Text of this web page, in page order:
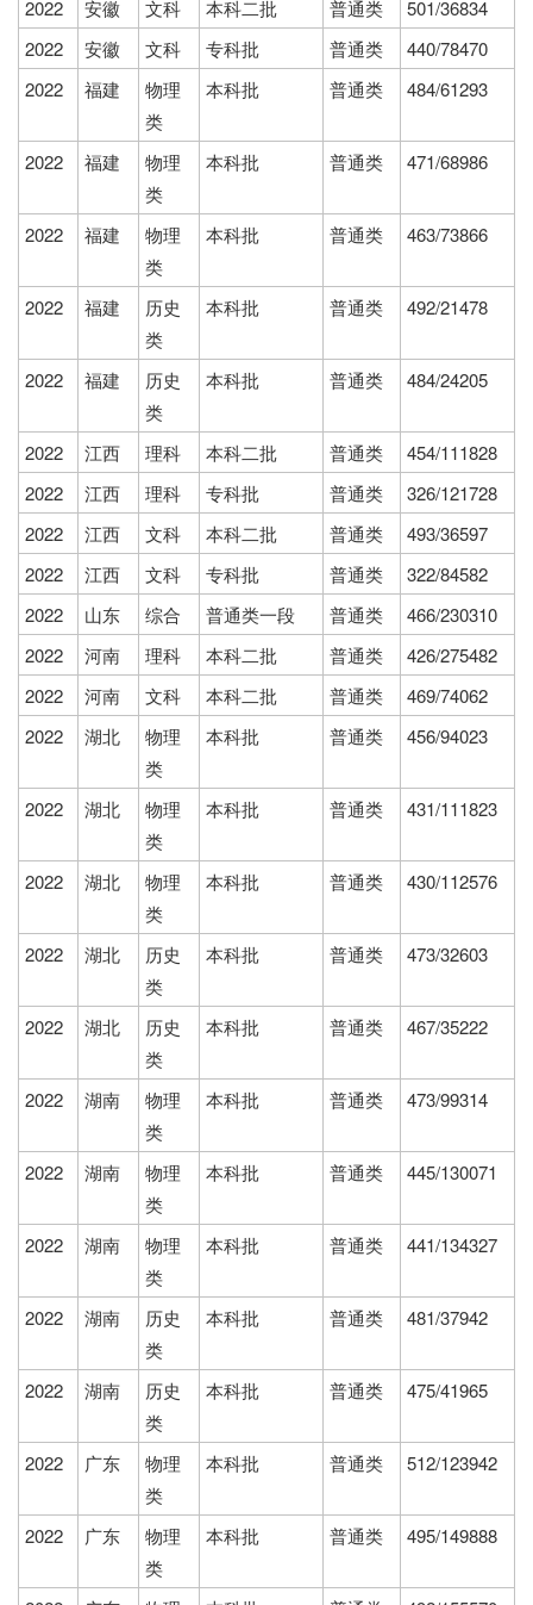
2022
安徽 文科 本科二批 普通类
501/36834
2022
安徽 文科 专科批 普通类
440/78470
2022
福建
物理
类
本科批 普通类 484/61293
2022 福建
物理
类
本科批 普通类 471/68986
2022 福建
物理
类
本科批 普通类 463/73866
2022 福建
历史
类
本科批 普通类 492/21478
2022 福建
历史
类
本科批 普通类 484/24205
2022 江西 理科 本科二批 普通类
454/111828
2022
江西 理科 专科批 普通类
326/121728
2022
江西 文科 本科二批 普通类
493/36597
2022
江西 文科 专科批 普通类
322/84582
2022
山东 综合 普通类一段 普通类
466/230310
2022
河南 理科 本科二批 普通类
426/275482
2022
河南 文科 本科二批 普通类
469/74062
2022
湖北
物理
类
本科批 普通类 456/94023
2022 湖北
物理
类
本科批 普通类 431/111823
2022 湖北
物理
类
本科批 普通类 430/112576
2022 湖北
历史
类
本科批 普通类 473/32603
2022 湖北
历史
类
本科批 普通类 467/35222
2022 湖南
物理
类
本科批 普通类 473/99314
2022 湖南
物理
类
本科批 普通类 445/130071
2022 湖南
物理
类
本科批 普通类 441/134327
2022 湖南
历史
类
本科批 普通类 481/37942
2022 湖南
历史
类
本科批 普通类 475/41965
2022 广东
物理
类
本科批 普通类 512/123942
2022 广东
物理
类
本科批 普通类 495/149888